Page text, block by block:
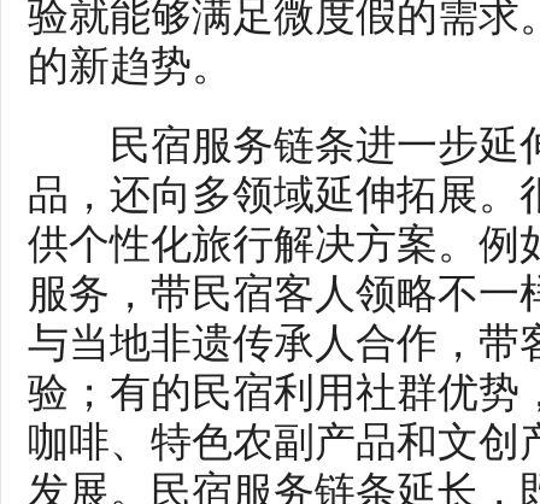
验就能够满足微度假的需求
的新趋势。
民宿服务链条进一步延
品，还向多领域延伸拓展
供个性化旅行解决方案。例
服务，带民宿客人领略不
与当地非遗传承人合作，带
验；有的民宿利用社群优势
咖啡、特色农副产品和文
发展。民宿服务链条延长